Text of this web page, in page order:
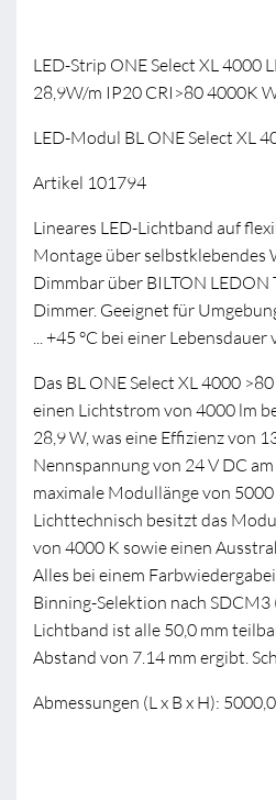
LED-Strip ONE Select XL 4000
28,9W/m IP20 CRI>80 4000K
LED-Modul BL ONE Select XL
Artikel 101794
Lineares LED-Lichtband auf
Montage über selbstklebendes
Dimmbar über BILTON LEDON
Dimmer. Geeignet für
... +45 °C bei einer Lebensdauer
Das BL ONE Select XL 4000
einen Lichtstrom von 4000 lm
28,9 W, was eine Effizienz von
Nennspannung von 24 V DC
maximale Modullänge von
Lichttechnisch besitzt das
von 4000 K sowie einen
Alles bei einem
Binning-Selektion nach SDCM3
Lichtband ist alle 50,0 mm
Abstand von 7.14 mm ergibt.
Abmessungen (L x B x H):